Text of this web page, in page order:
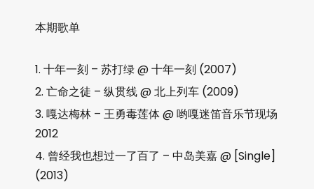
本期歌单
十年一刻 – 苏打绿 @ 十年一刻 (2007)
亡命之徒 – 纵贯线 @ 北上列车 (2009)
嘎达梅林 – 王勇毒莲体 @ 哟嘎迷笛音乐节现场
2012
曾经我也想过一了百了 – 中岛美嘉 @ [Single]
(2013)